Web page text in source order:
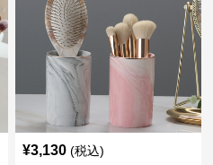
¥3,130 (税込)